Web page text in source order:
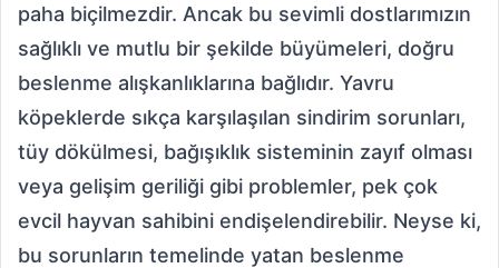
paha biçilmezdir. Ancak bu sevimli dostlarımızın
sağlıklı ve mutlu bir şekilde büyümeleri, doğru
beslenme alışkanlıklarına bağlıdır. Yavru
köpeklerde sıkça karşılaşılan sindirim sorunları,
tüy dökülmesi, bağışıklık sisteminin zayıf olması
veya gelişim geriliği gibi problemler, pek çok
evcil hayvan sahibini endişelendirebilir. Neyse ki,
bu sorunların temelinde yatan beslenme